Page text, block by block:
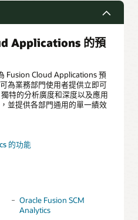
Applications 的預
Fusion Cloud Applications 預
為業務部門使用者提供立即可
特的分析廣度和深度以及應用
並提供各部門通用的單一績效
的功能
Oracle Fusion SCM
Analytics